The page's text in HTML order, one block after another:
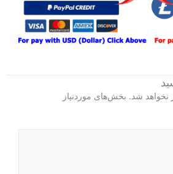
نخواهد شد. بخش‌های موردنیاز